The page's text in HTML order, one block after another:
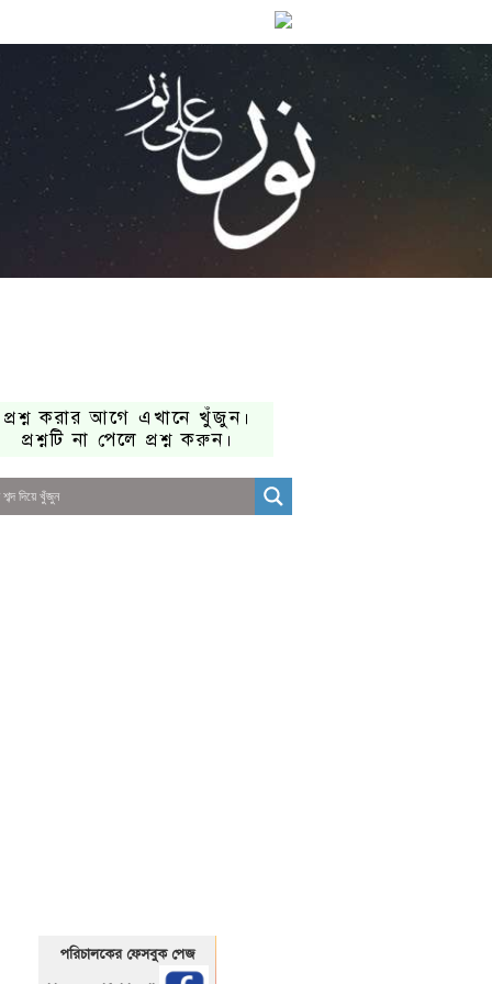
প্রশ্ন করার আগে এখানে খুঁজুন।
প্রশ্নটি না পেলে প্রশ্ন করুন।
পরিচালকের ফেসবুক পেজ